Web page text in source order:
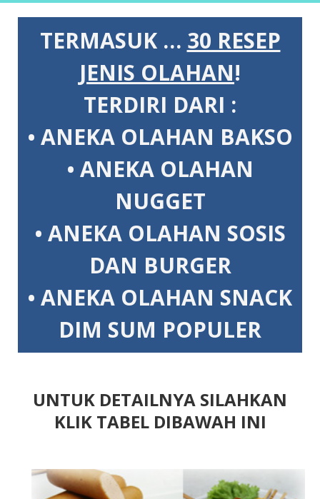
TERMASUK … 30 RESEP
JENIS OLAHAN!
TERDIRI DARI :
• ANEKA OLAHAN BAKSO
• ANEKA OLAHAN
NUGGET
• ANEKA OLAHAN SOSIS
DAN BURGER
• ANEKA OLAHAN SNACK
DIM SUM POPULER
UNTUK DETAILNYA SILAHKAN
KLIK TABEL DIBAWAH INI